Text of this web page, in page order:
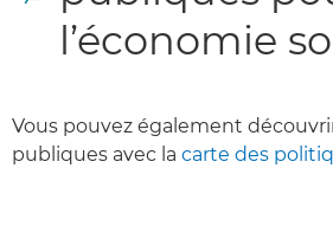
l’économie
Vous pouvez également
publiques avec la carte des